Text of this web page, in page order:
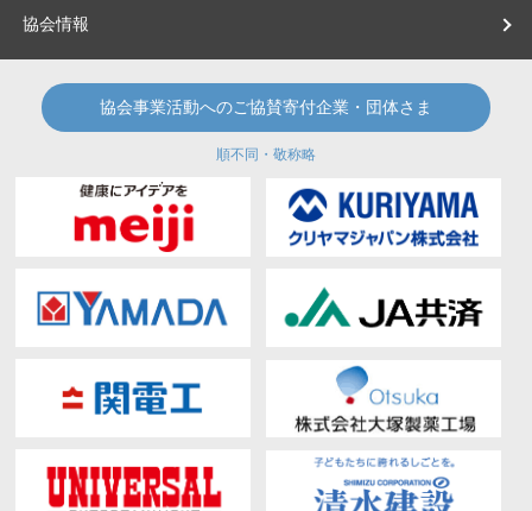
協会情報
協会事業活動へのご協賛寄付企業・団体さま
順不同・敬称略